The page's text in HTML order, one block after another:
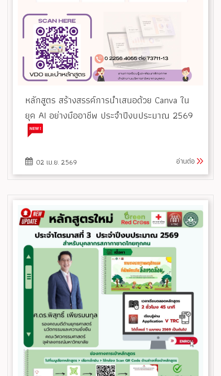
หลักสูตร สร้างสรรค์การนำเสนอด้วย Canva ใน
ยุค AI อย่างมืออาชีพ ประจำปีงบประมาณ 2569
02 เม.ย. 2569 อ่านต่อ